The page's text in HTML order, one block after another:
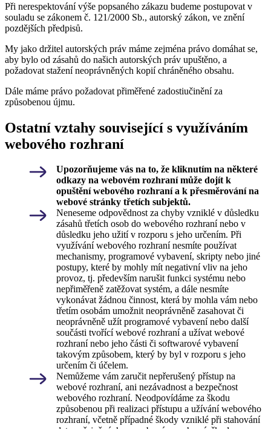
Při nerespektování výše popsaného zákazu budeme postupovat v
souladu se zákonem č. 121/2000 Sb., autorský zákon, ve znění
pozdějších předpisů.
My jako držitel autorských práv máme zejména právo domáhat se,
aby bylo od zásahů do našich autorských práv upuštěno, a
požadovat stažení neoprávněných kopií chráněného obsahu.
Dále máme právo požadovat přiměřené zadostiučinění za
způsobenou újmu.
Ostatní vztahy související s využíváním
webového rozhraní
Upozorňujeme vás na to, že kliknutím na některé
odkazy na webovém rozhraní může dojít k
opuštění webového rozhraní a k přesměrování na
webové stránky třetích subjektů.
Neneseme odpovědnost za chyby vzniklé v důsledku
zásahů třetích osob do webového rozhraní nebo v
důsledku jeho užití v rozporu s jeho určením. Při
využívání webového rozhraní nesmíte používat
mechanismy, programové vybavení, skripty nebo jiné
postupy, které by mohly mít negativní vliv na jeho
provoz, tj. především narušit funkci systému nebo
nepřiměřeně zatěžovat systém, a dále nesmíte
vykonávat žádnou činnost, která by mohla vám nebo
třetím osobám umožnit neoprávněně zasahovat či
neoprávněně užít programové vybavení nebo další
součásti tvořící webové rozhraní a užívat webové
rozhraní nebo jeho části či softwarové vybavení
takovým způsobem, který by byl v rozporu s jeho
určením či účelem.
Nemůžeme vám zaručit nepřerušený přístup na
webové rozhraní, ani nezávadnost a bezpečnost
webového rozhraní. Neodpovídáme za škodu
způsobenou při realizaci přístupu a užívání webového
rozhraní, včetně případné škody vzniklé při stahování